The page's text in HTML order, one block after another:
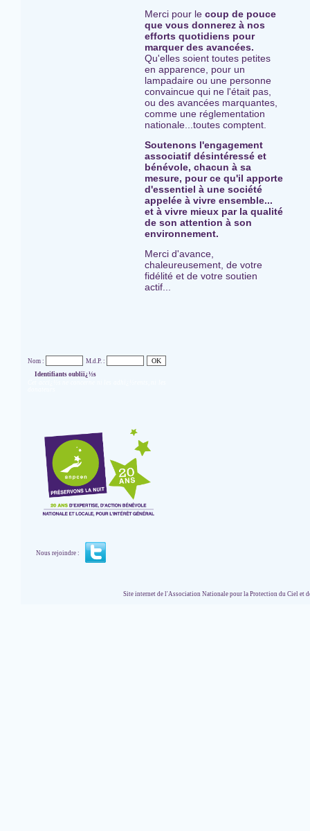
Merci pour le coup de pouce
que vous donnerez à nos
efforts quotidiens pour
marquer des avancées.
Qu'elles soient toutes petites
en apparence, pour un
lampadaire ou une personne
convaincue qui ne l'était pas,
ou des avancées marquantes,
comme une réglementation
nationale...toutes comptent.
Soutenons l'engagement
associatif désintéressé et
bénévole, chacun à sa
mesure, pour ce qu'il apporte
d'essentiel à une société
appelée à vivre ensemble...
et à vivre mieux par la qualité
de son attention à son
environnement.
Merci d'avance,
chaleureusement, de votre
fidélité et de votre soutien
actif...
Nom :
M.d.P. :
Identifiants oubliï¿½s
Nous rejoindre :
Site internet de l'Association Nationale pour la Protection du Ciel et de